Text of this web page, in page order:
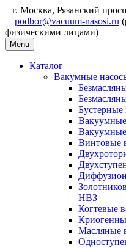
г. Москва, Рязанский
podbor@vacuum-nasosi.ru
физическими лицами)
Menu
Каталог
Вакумные
Винтовые
НВЗ
Когтевые
Масляные